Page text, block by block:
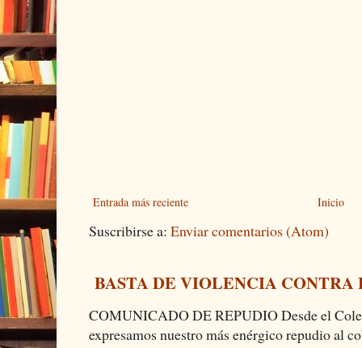
Entrada más reciente Inicio
Suscribirse a: Enviar comentarios (Atom)
BASTA DE VIOLENCIA
COMUNICADO DE REPUDIO Desde el
expresamos nuestro más enérgico repudio al